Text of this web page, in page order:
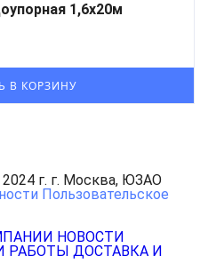
1,6x20м
г. г. Москва, ЮЗАО
Пользовательское
НОВОСТИ
РАБОТЫ ДОСТАВКА И